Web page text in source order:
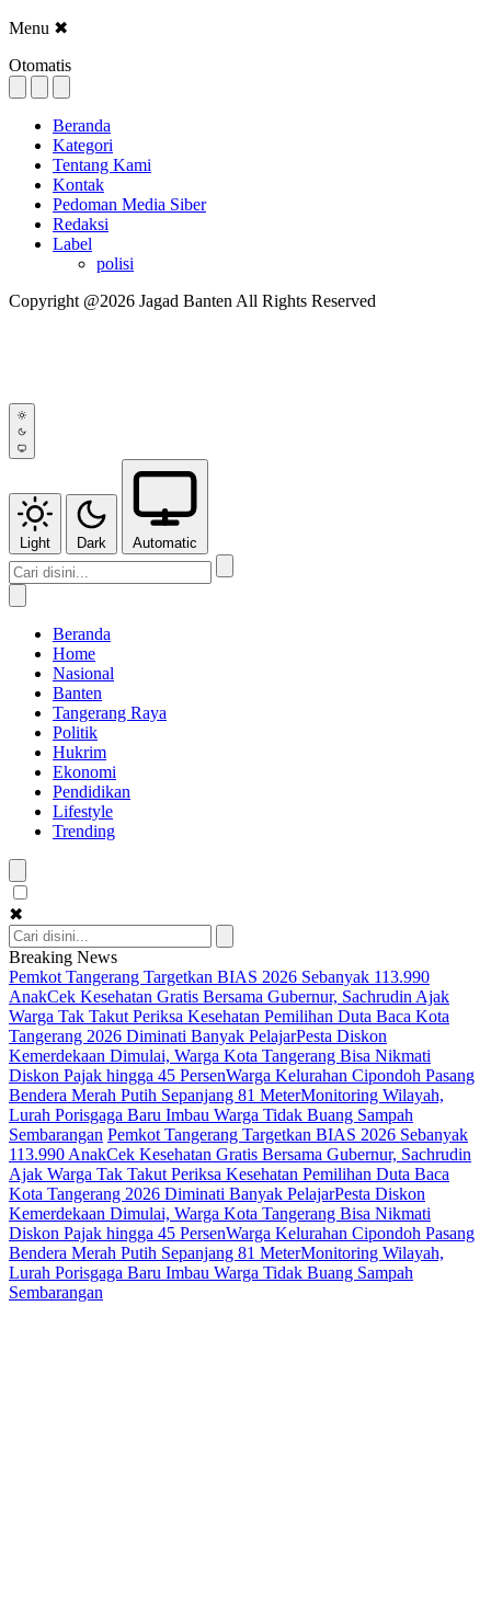
Menu ✖
Otomatis
Beranda
Kategori
Tentang Kami
Kontak
Pedoman Media Siber
Redaksi
Label
polisi
Copyright @2026 Jagad Banten All Rights Reserved
Light Dark Automatic
Beranda
Home
Nasional
Banten
Tangerang Raya
Politik
Hukrim
Ekonomi
Pendidikan
Lifestyle
Trending
✖
Breaking News
Pemkot Tangerang Targetkan BIAS 2026 Sebanyak 113.990
AnakCek Kesehatan Gratis Bersama Gubernur, Sachrudin Ajak
Warga Tak Takut Periksa Kesehatan Pemilihan Duta Baca Kota
Tangerang 2026 Diminati Banyak PelajarPesta Diskon
Kemerdekaan Dimulai, Warga Kota Tangerang Bisa Nikmati
Diskon Pajak hingga 45 PersenWarga Kelurahan Cipondoh Pasang
Bendera Merah Putih Sepanjang 81 MeterMonitoring Wilayah,
Lurah Porisgaga Baru Imbau Warga Tidak Buang Sampah
Sembarangan Pemkot Tangerang Targetkan BIAS 2026 Sebanyak
113.990 AnakCek Kesehatan Gratis Bersama Gubernur, Sachrudin
Ajak Warga Tak Takut Periksa Kesehatan Pemilihan Duta Baca
Kota Tangerang 2026 Diminati Banyak PelajarPesta Diskon
Kemerdekaan Dimulai, Warga Kota Tangerang Bisa Nikmati
Diskon Pajak hingga 45 PersenWarga Kelurahan Cipondoh Pasang
Bendera Merah Putih Sepanjang 81 MeterMonitoring Wilayah,
Lurah Porisgaga Baru Imbau Warga Tidak Buang Sampah
Sembarangan